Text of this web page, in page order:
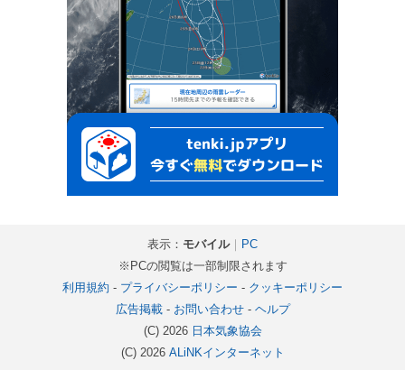
表示： モバイル｜ PC
※PCの閲覧は一部制限されます
利用規約 - プライバシーポリシー - クッキーポリシー
広告掲載- お問い合わせ- ヘルプ
(C) 2026 日本気象協会
(C) 2026 ALiNKインターネット